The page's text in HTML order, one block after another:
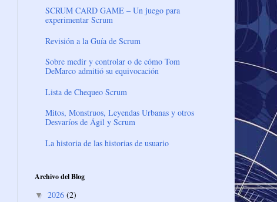
SCRUM CARD GAME – Un juego para
experimentar Scrum
Revisión a la Guía de Scrum
Sobre medir y controlar o de cómo Tom
DeMarco admitió su equivocación
Lista de Chequeo Scrum
Mitos, Monstruos, Leyendas Urbanas y otros
Desvaríos de Ágil y Scrum
La historia de las historias de usuario
Archivo del Blog
▼ 2026 (2)